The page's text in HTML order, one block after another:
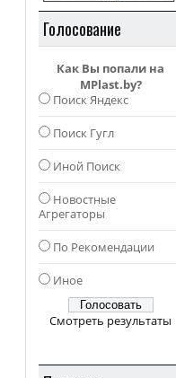
Голосование
Как Вы попали на
MPlast.by?
Поиск Яндекс
Поиск Гугл
Иной Поиск
Новостные
Агрегаторы
По Рекомендации
Иное
Смотреть результаты